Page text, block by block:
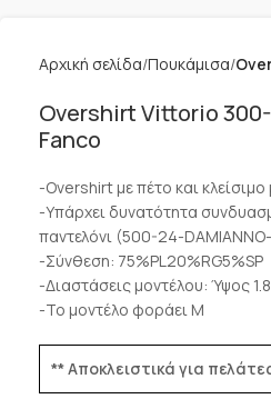
Αρχική σελίδα Πουκάμισα
Overshirt Vittorio 300-
Fanco
-Overshirt με πέτο και κλείσιμο
-Υπάρχει δυνατότητα
παντελόνι (500-24-
-Σύνθεση: 75%PL20%RG5%SP
-Διαστάσεις μοντέλου: Ύψος
-Το μοντέλο φοράει Μ
** Αποκλειστικά για